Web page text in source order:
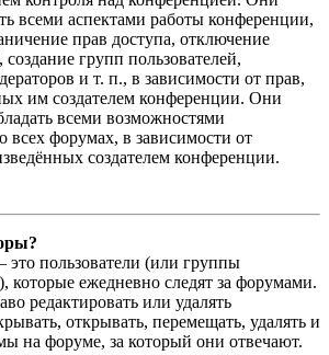
всеми аспектами работы конференции,
прав доступа, отключение
создание групп пользователей,
и т. п., в зависимости от прав,
им создателем конференции. Они
всеми возможностями
всех форумах, в зависимости от
создателем конференции.
пользователи (или группы
которые ежедневно следят за форумами.
редактировать или удалять
открывать, перемещать, удалять и
на форуме, за который они отвечают.